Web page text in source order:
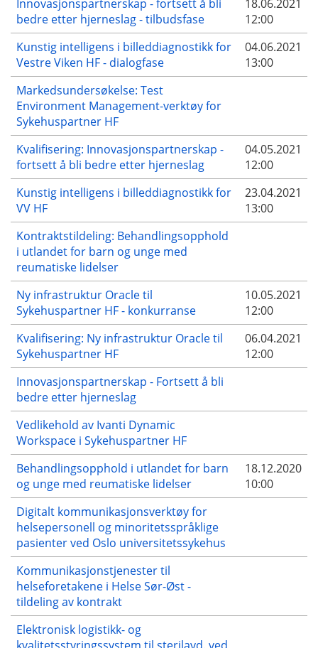
Innovasjonspartnerskap - fortsett å bli
bedre etter hjerneslag - tilbudsfase
18.06.2021
12:00
Kunstig intelligens i billeddiagnostikk for
Vestre Viken HF - dialogfase
04.06.2021
13:00
Markedsundersøkelse: Test
Environment Management-verktøy for
Sykehuspartner HF
Kvalifisering: Innovasjonspartnerskap -
fortsett å bli bedre etter hjerneslag
04.05.2021
12:00
Kunstig intelligens i billeddiagnostikk for
VV HF
23.04.2021
13:00
Kontraktstildeling: Behandlingsopphold
i utlandet for barn og unge med
reumatiske lidelser
Ny infrastruktur Oracle til
Sykehuspartner HF - konkurranse
10.05.2021
12:00
Kvalifisering: Ny infrastruktur Oracle til
Sykehuspartner HF
06.04.2021
12:00
Innovasjonspartnerskap - Fortsett å bli
bedre etter hjerneslag
Vedlikehold av Ivanti Dynamic
Workspace i Sykehuspartner HF
Behandlingsopphold i utlandet for barn
og unge med reumatiske lidelser
18.12.2020
10:00
Digitalt kommunikasjonsverktøy for
helsepersonell og minoritetsspråklige
pasienter ved Oslo universitetssykehus
Kommunikasjonstjenester til
helseforetakene i Helse Sør-Øst -
tildeling av kontrakt
Elektronisk logistikk- og